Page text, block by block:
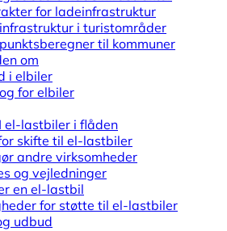
for ladeinfrastruktur
i turistområder
til kommuner
om
i elbiler
for elbiler
el-lastbiler i flåden
skifte til el-lastbiler
andre virksomheder
og vejledninger
en el-lastbil
for støtte til el-lastbiler
udbud